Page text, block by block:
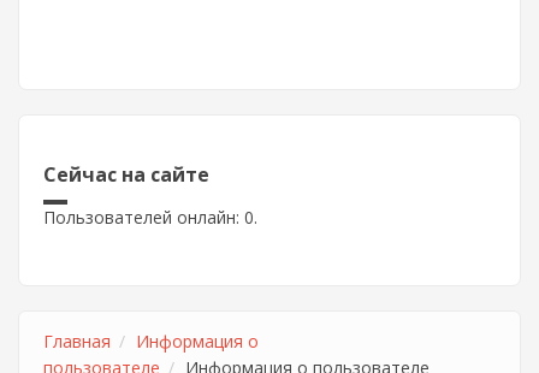
Сейчас на сайте
Пользователей онлайн: 0.
Главная
Информация о
пользователе
Информация о пользователе